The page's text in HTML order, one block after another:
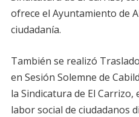
ofrece el Ayuntamiento de
ciudadanía.
También se realizó
en Sesión Solemne de
la Sindicatura de El
labor social de ciudadanos